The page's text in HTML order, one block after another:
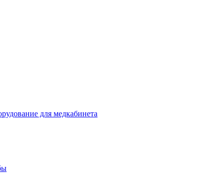
для медкабинета